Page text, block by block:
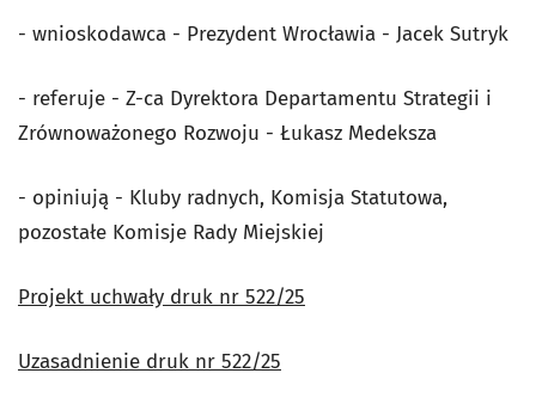
- wnioskodawca - Prezydent Wrocławia - Jacek Sutryk
- referuje - Z-ca Dyrektora Departamentu Strategii i
Zrównoważonego Rozwoju - Łukasz Medeksza
- opiniują - Kluby radnych, Komisja Statutowa,
pozostałe Komisje Rady Miejskiej
Projekt uchwały druk nr 522/25
Uzasadnienie druk nr 522/25